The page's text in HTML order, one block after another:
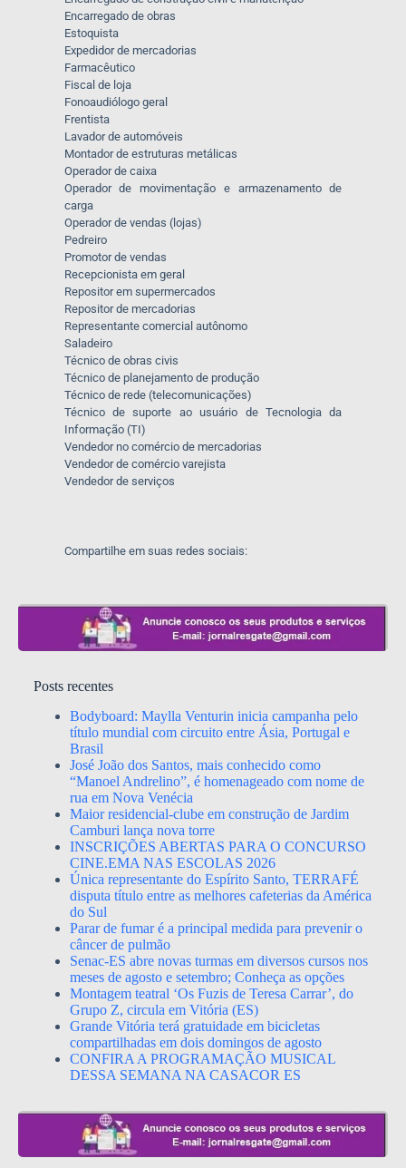
Encarregado de obras
Estoquista
Expedidor de mercadorias
Farmacêutico
Fiscal de loja
Fonoaudiólogo geral
Frentista
Lavador de automóveis
Montador de estruturas metálicas
Operador de caixa
Operador de movimentação e armazenamento de
carga
Operador de vendas (lojas)
Pedreiro
Promotor de vendas
Recepcionista em geral
Repositor em supermercados
Repositor de mercadorias
Representante comercial autônomo
Saladeiro
Técnico de obras civis
Técnico de planejamento de produção
Técnico de rede (telecomunicações)
Técnico de suporte ao usuário de Tecnologia da
Informação (TI)
Vendedor no comércio de mercadorias
Vendedor de comércio varejista
Vendedor de serviços
Compartilhe em suas redes sociais:
Posts recentes
Bodyboard: Maylla Venturin inicia campanha pelo
título mundial com circuito entre Ásia, Portugal e
Brasil
José João dos Santos, mais conhecido como
“Manoel Andrelino”, é homenageado com nome de
rua em Nova Venécia
Maior residencial-clube em construção de Jardim
Camburi lança nova torre
INSCRIÇÕES ABERTAS PARA O CONCURSO
CINE.EMA NAS ESCOLAS 2026
Única representante do Espírito Santo, TERRAFÉ
disputa título entre as melhores cafeterias da América
do Sul
Parar de fumar é a principal medida para prevenir o
câncer de pulmão
Senac-ES abre novas turmas em diversos cursos nos
meses de agosto e setembro; Conheça as opções
Montagem teatral ‘Os Fuzis de Teresa Carrar’, do
Grupo Z, circula em Vitória (ES)
Grande Vitória terá gratuidade em bicicletas
compartilhadas em dois domingos de agosto
CONFIRA A PROGRAMAÇÃO MUSICAL
DESSA SEMANA NA CASACOR ES